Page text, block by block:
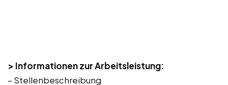
> Informationen zur Arbeitsleistung:
– Stellenbeschreibung